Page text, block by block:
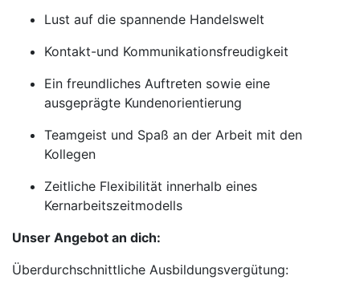
Lust auf die spannende Handelswelt
Kontakt-und Kommunikationsfreudigkeit
Ein freundliches Auftreten sowie eine
ausgeprägte Kundenorientierung
Teamgeist und Spaß an der Arbeit mit den
Kollegen
Zeitliche Flexibilität innerhalb eines
Kernarbeitszeitmodells
Unser Angebot an dich:
Überdurchschnittliche Ausbildungsvergütung: